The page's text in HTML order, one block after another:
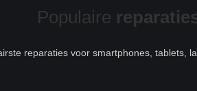
Populaire
reparaties voor smartphones, tablets,